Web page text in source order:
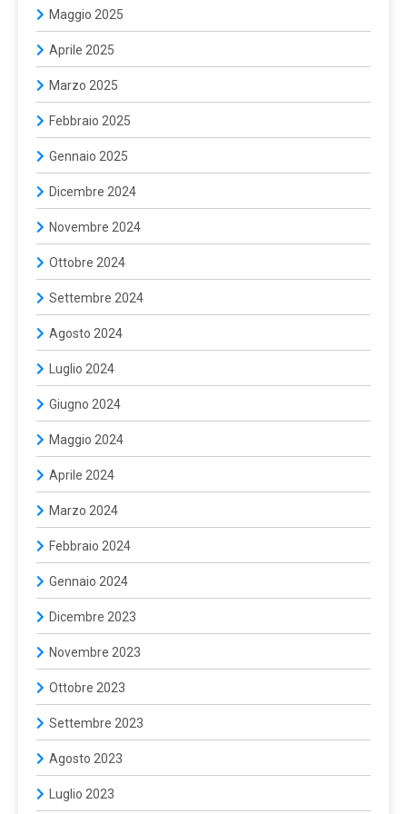
Maggio 2025
Aprile 2025
Marzo 2025
Febbraio 2025
Gennaio 2025
Dicembre 2024
Novembre 2024
Ottobre 2024
Settembre 2024
Agosto 2024
Luglio 2024
Giugno 2024
Maggio 2024
Aprile 2024
Marzo 2024
Febbraio 2024
Gennaio 2024
Dicembre 2023
Novembre 2023
Ottobre 2023
Settembre 2023
Agosto 2023
Luglio 2023